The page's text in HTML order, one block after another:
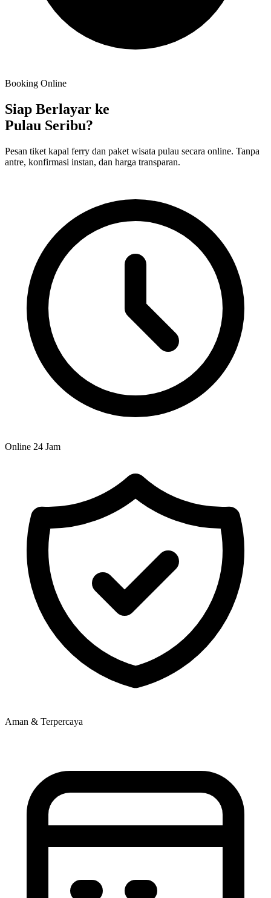
Booking Online
Siap Berlayar ke
Pulau Seribu?
Pesan tiket kapal ferry dan paket wisata pulau secara online. Tanpa
antre, konfirmasi instan, dan harga transparan.
Online 24 Jam
Aman & Terpercaya